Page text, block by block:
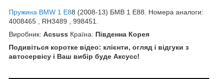
Пружина BMW 1 E88 (2008-13) БМВ 1 Е88. Номера аналоги:
4008465 , RH3489 , 998451.
Виробник: Acsuss Країна: Південна Корея
Подивіться коротке відео: клієнти, огляд і відгуки з
автосервісу і Ваш вибір буде Aксусс!